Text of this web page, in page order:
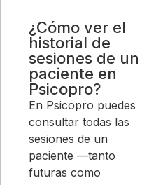
¿Cómo ver el
historial de
sesiones de un
paciente en
Psicopro?
En Psicopro puedes
consultar todas las
sesiones de un
paciente —tanto
futuras como